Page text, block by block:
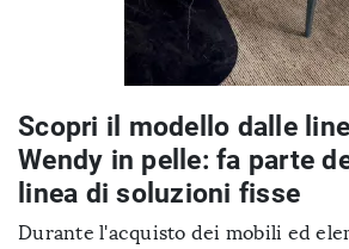
Scopri il modello dalle
Wendy in pelle: fa parte
linea di soluzioni fisse
Durante l'acquisto dei mobili ed